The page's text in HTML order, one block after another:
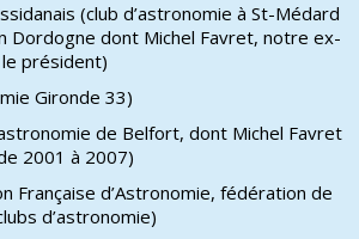
(club d’astronomie à St-Médard
Dordogne dont Michel Favret, notre ex-
président)
Gironde 33)
de Belfort, dont Michel Favret
2001 à 2007)
Française d’Astronomie, fédération de
d’astronomie)